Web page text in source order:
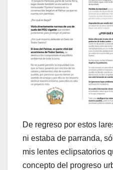
De regreso por estos
ni estaba de parranda,
mis lentes eclipsatorios
concepto del progreso